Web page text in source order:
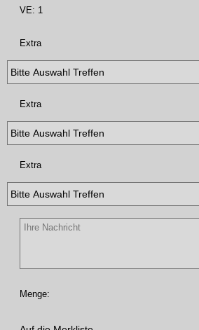
VE: 1
Extra
Extra
Extra
Menge: